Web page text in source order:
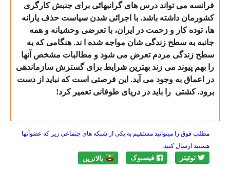
فرانسه می تواند درس های گرانبهائی برای جنبش کارگری
کشورمان داشته باشد. با اجرائی شدن سیاست حذف یارانه
ها، توده کار و زحمت در ایران، با تعرضی وحشیانه و همه
جانبه به سطح زندگی شان مواجه شده ا ند. هنگامی که به
سطح زندگی مردم تعرض می شود و مطالبات مشخص آنها
را بهم پیوند می زند بهترین شرایط برای گسترش سازماندهی
در اعماق به وجود می آید. این فرصتی است که نباید از دست
برود. کشتی را باید در دریای طوفانی تعمیر کرد!
مطلب فوق را میتوانید مستقیم به یکی از شبکه های جتماعی زیر که عضوآنها
هستید ارسال کنید:
توئیتر فیسبوک بالاترين